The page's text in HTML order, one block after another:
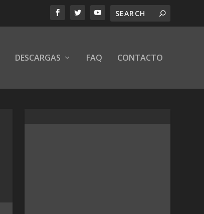
DESCARGAS FAQ CONTACTO